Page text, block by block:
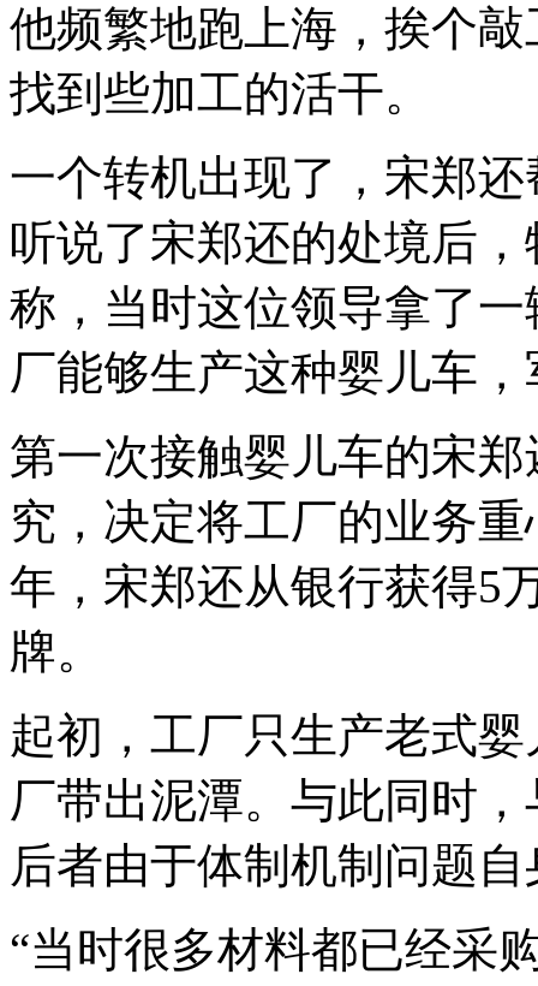
他频繁地跑上海，挨个
找到些加工的活干。
一个转机出现了，宋郑
听说了宋郑还的处境后
称，当时这位领导拿了
厂能够生产这种婴儿车
第一次接触婴儿车的宋
究，决定将工厂的业务
年，宋郑还从银行获得5
牌。
起初，工厂只生产老式
厂带出泥潭。与此同时
后者由于体制机制问题
“当时很多材料都已经采